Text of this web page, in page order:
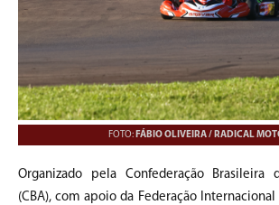
FOTO: FÁBIO OLIVEIRA / RADICAL
Organizado pela Confederação Brasileira
(CBA), com apoio da Federação